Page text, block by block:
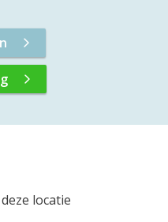
locatie